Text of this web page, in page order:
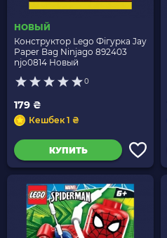
НОВЫЙ
Конструктор Lego Фігурка Jay
Paper Bag Ninjago 892403
njo0814 Новый
0
179 ₴
Кешбек 1 ₴
КУПИТЬ